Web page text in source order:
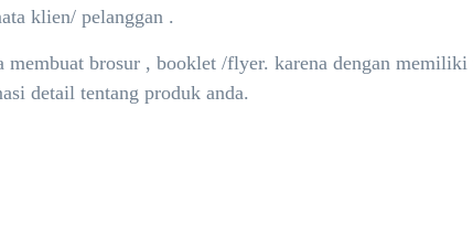
klien/ pelanggan .
brosur , booklet /flyer. karena dengan
detail tentang produk anda.